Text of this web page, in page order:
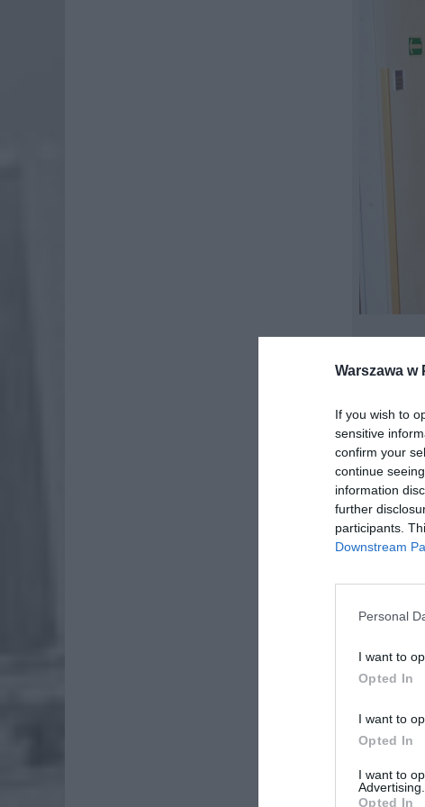
Warszawa w
If you wish to
sensitive
confirm your
continue
information
further
participants.
Downstream
Personal
I want to
Opted In
I want to
Opted In
I want to
Advertising.
Opted In
Do
ZOBACZ